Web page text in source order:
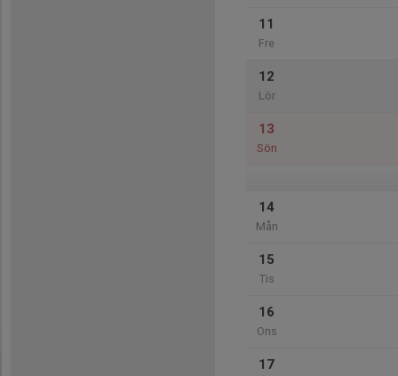
11
Fre
12
Lör
13
Sön
14
Mån
15
Tis
16
Ons
17